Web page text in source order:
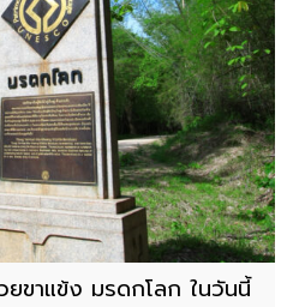
ขาแข้ง มรดกโลก ในวันนี้